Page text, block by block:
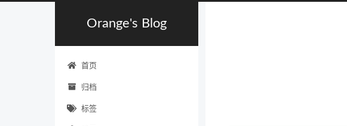
Orange's Blog
首页
归档
标签